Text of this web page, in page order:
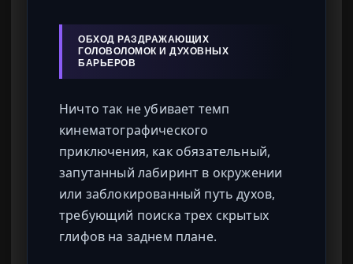
ОБХОД РАЗДРАЖАЮЩИХ
ГОЛОВОЛОМОК И ДУХОВНЫХ
БАРЬЕРОВ
Ничто так не убивает темп
кинематографического
приключения, как обязательный,
запутанный лабиринт в окружении
или заблокированный путь духов,
требующий поиска трех скрытых
глифов на заднем плане.